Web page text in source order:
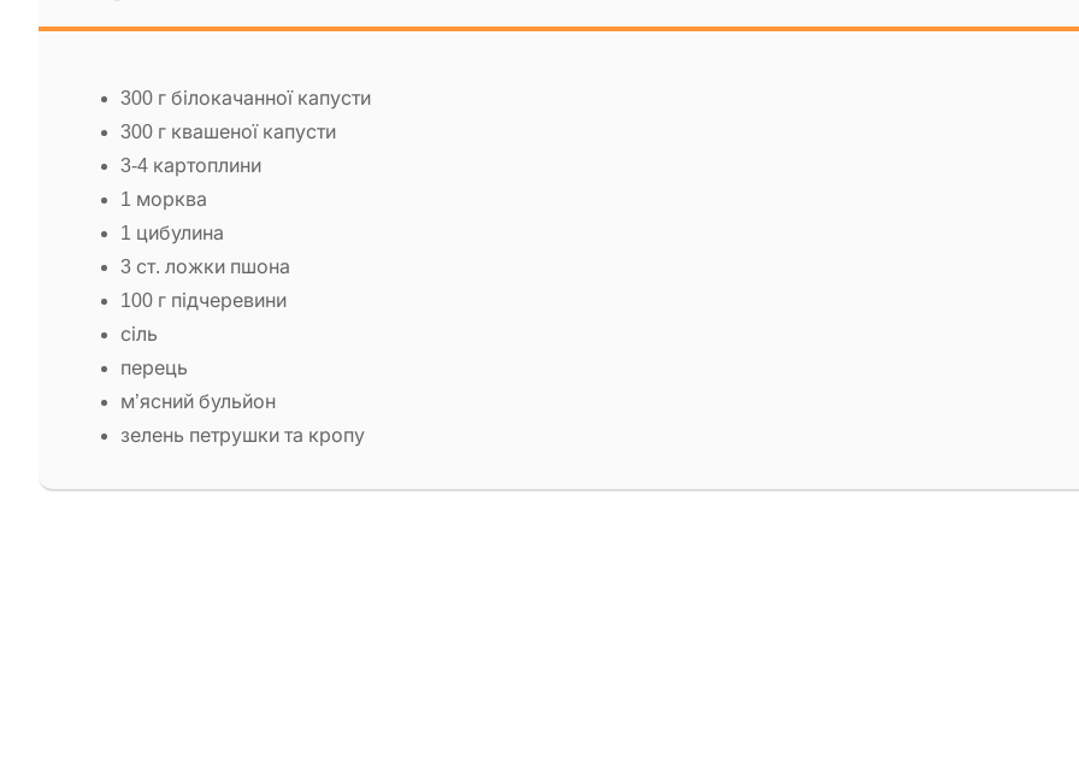
300 г білокачанної капусти
300 г квашеної капусти
3-4 картоплини
1 морква
1 цибулина
3 ст. ложки пшона
100 г підчеревини
сіль
перець
м’ясний бульйон
зелень петрушки та кропу